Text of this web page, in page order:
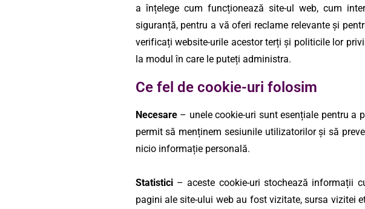
a înțelege cum funcționează site-ul web, cum
siguranță, pentru a vă oferi reclame relevante și
verificați website-urile acestor terți și politicile lor
la modul în care le puteți administra.
Ce fel de cookie-uri folosim
Necesare – unele cookie-uri sunt esențiale pentru a
permit să menținem sesiunile utilizatorilor și să
nicio informație personală.
Statistici – aceste cookie-uri stochează informații
pagini ale site-ului web au fost vizitate, sursa vizitei